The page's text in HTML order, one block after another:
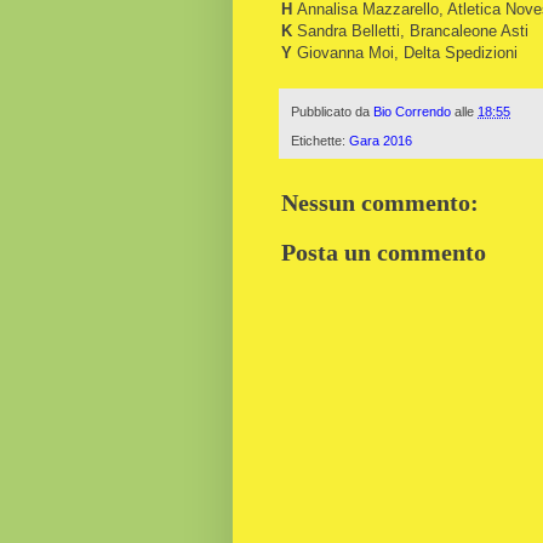
H Annalisa Mazzarello, Atletica
K Sandra Belletti, Brancaleone Asti
Y Giovanna Moi, Delta Spedizioni
Pubblicato da Bio Correndo alle 18:55
Etichette: Gara 2016
Nessun commento:
Posta un commento